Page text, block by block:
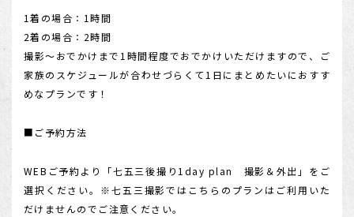
1着の場合：1時間
2着の場合：2時間
撮影～おでかけまで1時間程度でおでかけいただけますので、ご
家族のスケジュールが合わせづらくて1日にまとめたいにおすす
めなプランです！
■ご予約方法
WEBご予約より「七五三後撮り1day plan 撮影＆外出」をご
選択ください。※七五三撮影ではこちらのプランはご利用いた
だけませんのでご注意ください。